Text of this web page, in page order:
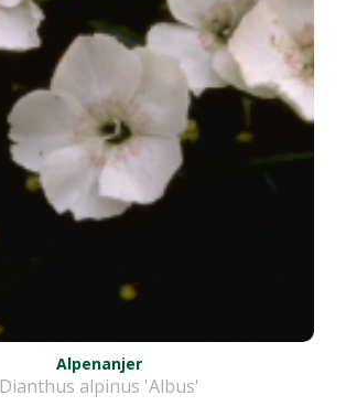
Alpenanjer
Dianthus alpinus 'Albus'